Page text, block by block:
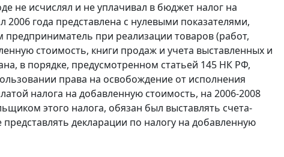
не исчислял и не уплачивал в бюджет налог на
года представлена с нулевыми показателями,
предприниматель при реализации товаров (работ,
стоимость, книги продаж и учета выставленных и
в порядке, предусмотренном статьей 145 НК РФ,
права на освобождение от исполнения
налога на добавленную стоимость, на 2006-2008
этого налога, обязан был выставлять счета-
декларации по налогу на добавленную